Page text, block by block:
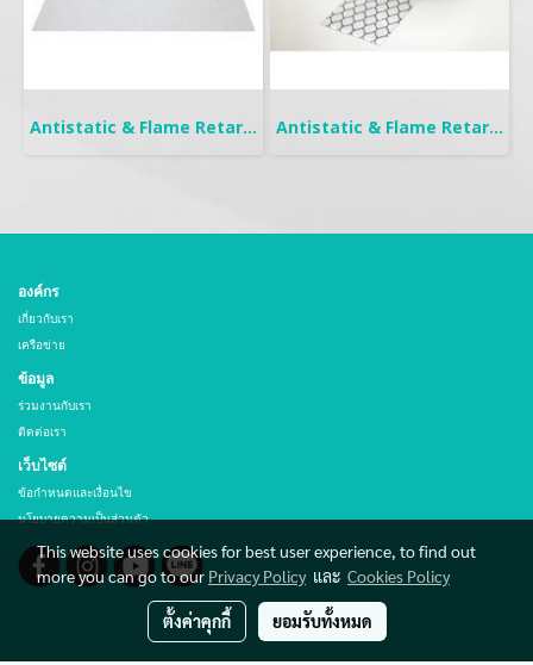
Antistatic & Flame Retardant Curtain | Seiden Crystal Antistatic & Flame Retardant Curtain | Seiden-FW
องค์กร
เกี่ยวกับเรา
เครือข่าย
ข้อมูล
ร่วมงานกับเรา
ติดต่อเรา
เว็บไซต์
ข้อกำหนดและเงื่อนไข
นโยบายความเป็นส่วนตัว
This website uses cookies for best user experience, to find out
more you can go to our Privacy Policyและ Cookies Policy
ตั้งค่าคุกกี้ ยอมรับทั้งหมด